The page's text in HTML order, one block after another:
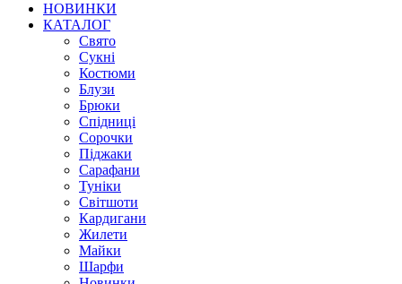
НОВИНКИ
КАТАЛОГ
Свято
Сукні
Костюми
Блузи
Брюки
Спідниці
Сорочки
Піджаки
Сарафани
Туніки
Світшоти
Кардигани
Жилети
Майки
Шарфи